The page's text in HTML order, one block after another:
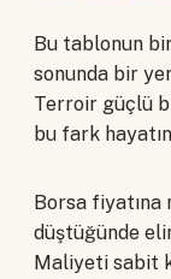
Bu tablonun
sonunda bir
Terroir güçlü
bu fark
Borsa
düştüğünde
Maliyeti sabit